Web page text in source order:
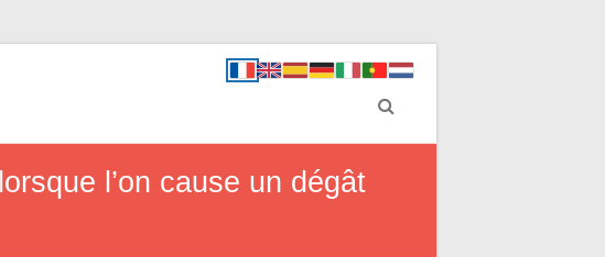
l’on cause un dégât